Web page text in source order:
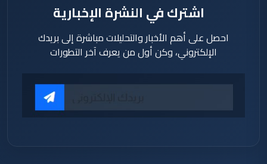
اشترك في النشرة الإخبارية
احصل على أهم الأخبار والتحليلات مباشرة إلى بريدك
الإلكتروني، وكن أول من يعرف آخر التطورات